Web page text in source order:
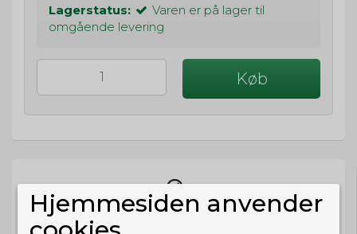
Lagerstatus:
Varen er på lager til
omgående levering
Køb
Hjemmesiden anvender